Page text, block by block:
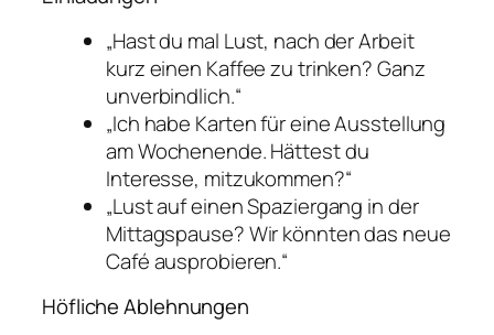
„Hast du mal Lust, nach der Arbeit
kurz einen Kaffee zu trinken? Ganz
unverbindlich.“
„Ich habe Karten für eine Ausstellung
am Wochenende. Hättest du
Interesse, mitzukommen?“
„Lust auf einen Spaziergang in der
Mittagspause? Wir könnten das neue
Café ausprobieren.“
Höfliche Ablehnungen